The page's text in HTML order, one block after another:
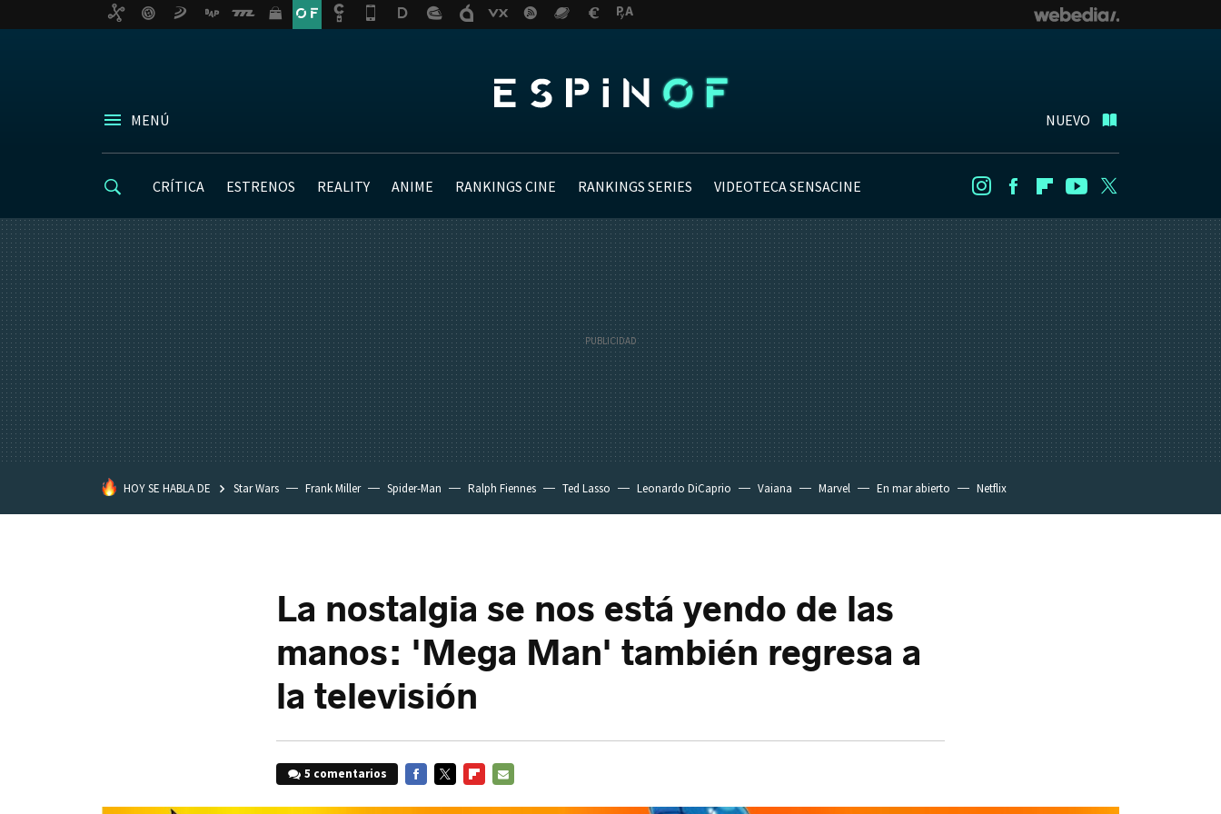
MENÚ NUEVO
CRÍTICA ESTRENOS REALITY ANIME RANKINGS CINE RANKINGS SERIES VIDEOTECA SENSACINE InstagramFacebookFlipboard
Youtube
HOY SE HABLA DE Star Wars Frank Miller Spider-Man Ralph Fiennes Ted Lasso Leonardo DiCaprio Vaiana Marvel En mar abierto Netflix
La nostalgia se nos está yendo de las
manos: 'Mega Man' también regresa a
la televisión
5 comentarios